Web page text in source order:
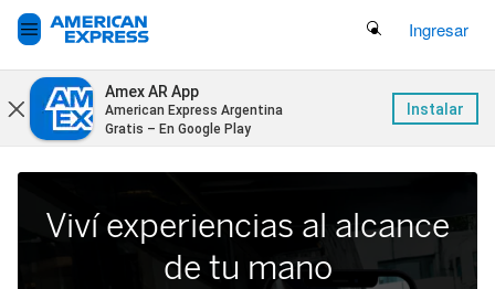
Search Button
Ingresar
Amex AR App
American Express Argentina
Gratis – En Google Play
Instalar
Viví experiencias al alcance
de tu mano